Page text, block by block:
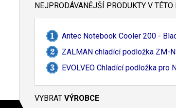
NEJPRODÁVANĚJŠÍ PRODUKTY V TÉTO
Antec Notebook Cooler 200 -
ZALMAN chladící podložka ZM-
EVOLVEO Chladící podložka pro
VYBRAT VÝROBCE